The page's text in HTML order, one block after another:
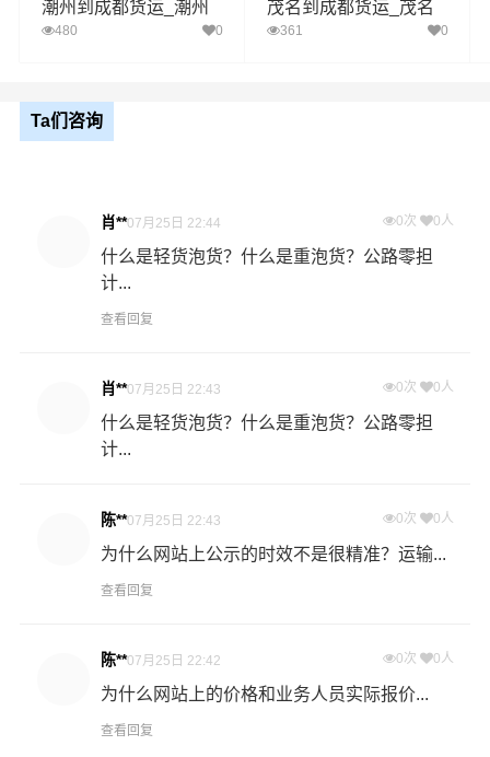
如何计算梅州至成都物流费用总报价？
什么是提货费用（也称接货费、取货费、上门提货费）？
物流公司安排车辆上门把货物运送到专线运输商进行配载
的环节，要确认件数、重量、体积、包装、收货信息等物
什么是送货费用？
散地运送到指定的收货地点，期间产生的费用称为送货
- 万信物流梅州物流业务部秉承“用心呵护，值得托付”的服
客户提供优质高效的梅州到成都的专线物流运输服务。梅
州到成都货运专线是港邦的优质品牌服务，我们一直多年
的认可和口碑相传，如果您有意向选择我们，我们非常乐
潮州到成都货运_潮州
至成都物流专线
480 0
茂名到成都货运_茂名
至成都物流专线
361 0
Ta们咨询
肖**07月25日 22:44 0次 0人
什么是轻货泡货？什么是重泡货？公路零担
计...
查看回复
肖**07月25日 22:43 0次 0人
什么是轻货泡货？什么是重泡货？公路零担
计...
陈**07月25日 22:43 0次 0人
为什么网站上公示的时效不是很精准？运输...
查看回复
陈**07月25日 22:42 0次 0人
为什么网站上的价格和业务人员实际报价...
查看回复